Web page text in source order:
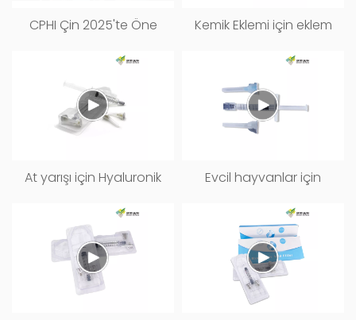
CPHI Çin 2025'te Öne
Çıkanlar | Runxin
Biyoteknoloji Sergisi
Özeti
Kemik Eklemi için eklem
yağlama Hyaluronik
asit enjeksiyonu
At yarışı için Hyaluronik
asit Jel Enjeksiyonu
Evcil hayvanlar için
Hyaluronik asit
Enjeksiyonu ve ek gıda